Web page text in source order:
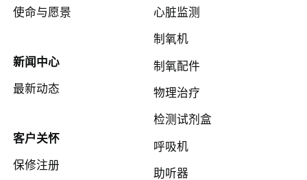
使命与愿景
新闻中心
最新动态
客户关怀
保修注册
心脏监测
制氧机
制氧配件
物理治疗
检测试剂盒
呼吸机
助听器